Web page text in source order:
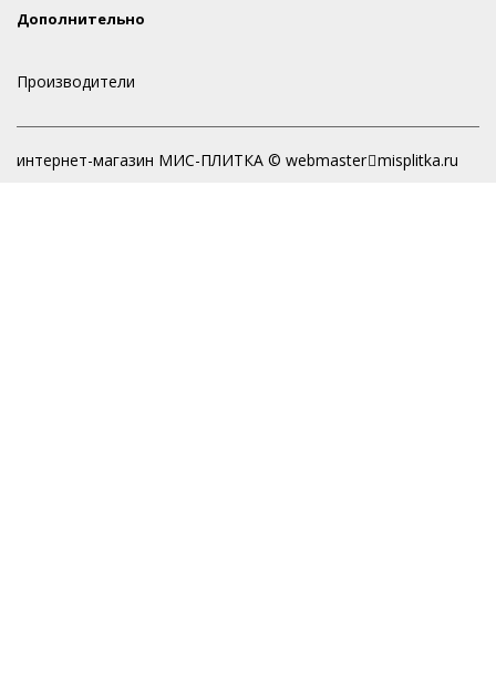
Дополнительно
Производители
интернет-магазин МИС-ПЛИТКА © webmaster misplitka.ru